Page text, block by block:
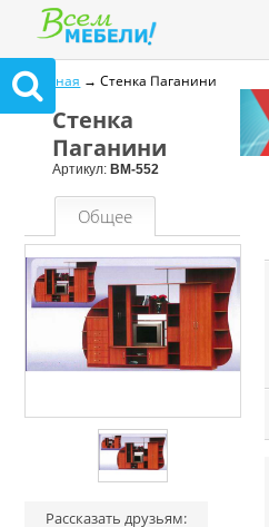
Главная → Стенка Паганини
Стенка
Паганини
Артикул: ВМ-552
Общее
Рассказать друзьям: